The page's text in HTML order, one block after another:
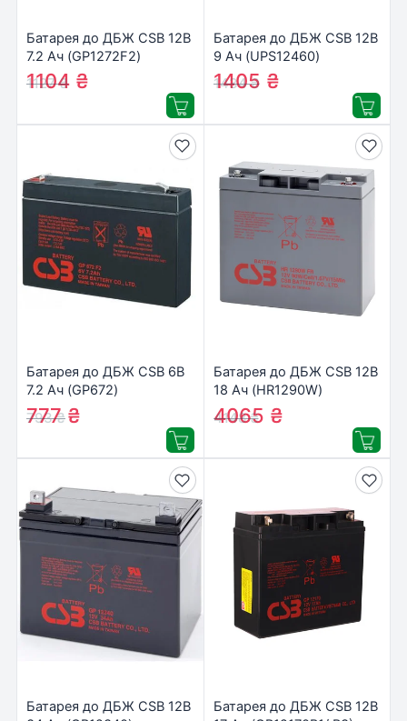
Батарея до ДБЖ CSB 12В
7.2 Ач (GP1272F2)
1127₴
1104 ₴
Батарея до ДБЖ CSB 12В
9 Ач (UPS12460)
1434₴
1405 ₴
Батарея до ДБЖ CSB 6В
7.2 Ач (GP672)
793₴
777₴
Батарея до ДБЖ CSB 12В
18 Ач (HR1290W)
4148₴
4065 ₴
Батарея до ДБЖ CSB 12В
Батарея до ДБЖ CSB 12В